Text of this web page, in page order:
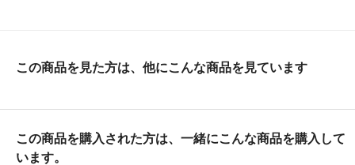
この商品を見た方は、他にこんな商品を見ています
この商品を購入された方は、一緒にこんな商品を購入して
います。